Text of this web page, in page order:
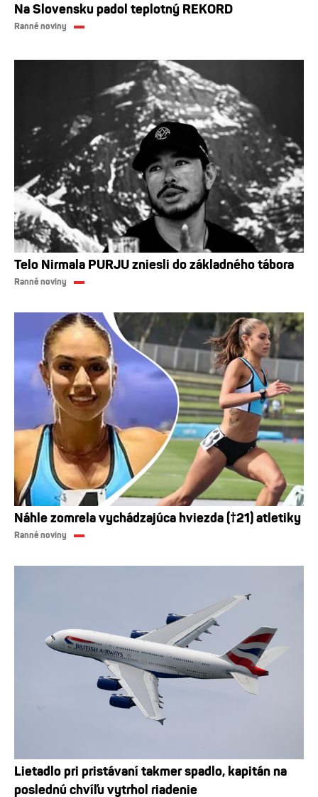
Na Slovensku padol teplotný REKORD
Ranné noviny
Telo Nirmala PURJU zniesli do základného tábora
Ranné noviny
Náhle zomrela vychádzajúca hviezda (†21) atletiky
Ranné noviny
Lietadlo pri pristávaní takmer spadlo, kapitán na
poslednú chvíľu vytrhol riadenie